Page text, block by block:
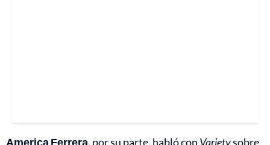
America Ferrera, por su parte, habló con Varietysobre